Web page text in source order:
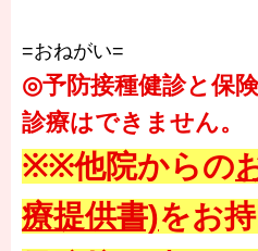
=おねがい=
◎予防接種健診と保
診療はできません。
※※他院からの
療提供書)をお